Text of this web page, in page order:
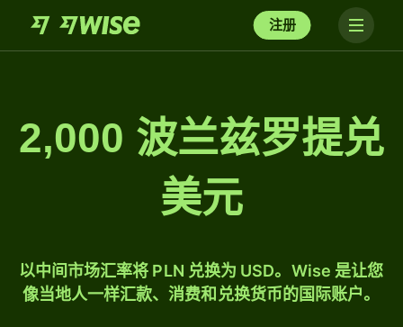
注册
2,000 波兰兹罗提兑
美元
以中间市场汇率将 PLN 兑换为 USD。Wise 是让您
像当地人一样汇款、消费和兑换货币的国际账户。